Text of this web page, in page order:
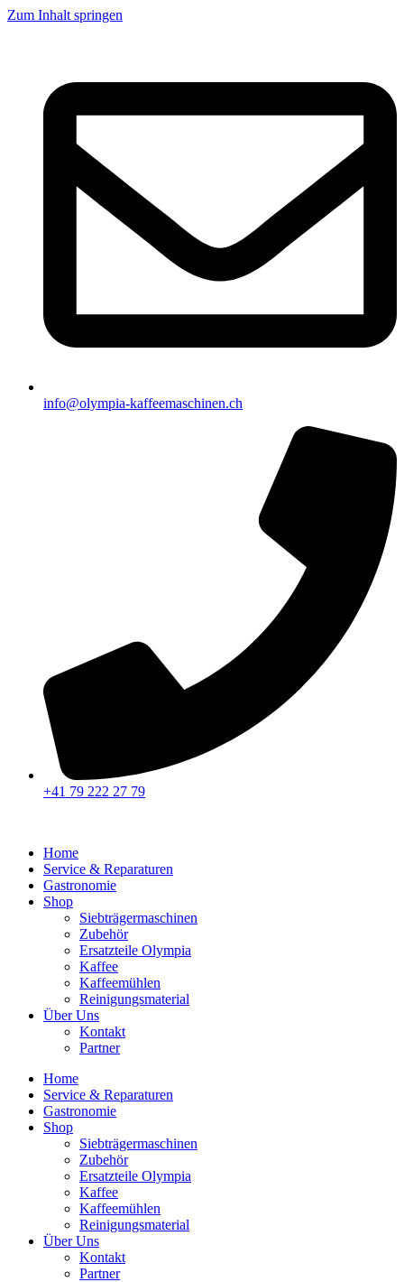
Zum Inhalt springen
info@olympia-kaffeemaschinen.ch
+41 79 222 27 79
Home
Service & Reparaturen
Gastronomie
Shop
Siebträgermaschinen
Zubehör
Ersatzteile Olympia
Kaffee
Kaffeemühlen
Reinigungsmaterial
Über Uns
Kontakt
Partner
Home
Service & Reparaturen
Gastronomie
Shop
Siebträgermaschinen
Zubehör
Ersatzteile Olympia
Kaffee
Kaffeemühlen
Reinigungsmaterial
Über Uns
Kontakt
Partner